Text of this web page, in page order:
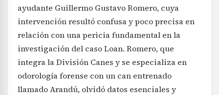
ayudante Guillermo Gustavo Romero, cuya
intervención resultó confusa y poco precisa en
relación con una pericia fundamental en la
investigación del caso Loan. Romero, que
integra la División Canes y se especializa en
odorología forense con un can entrenado
llamado Arandú, olvidó datos esenciales y